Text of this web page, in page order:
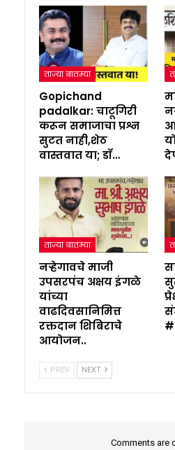
ताज्या बातम्या
Gopichand
padalkar: चाटूगिरी
करून समाजाचा प्रश्न
सुटत नाही,शेठ
वास्तवात या; डॉ…
ताज्या बातम्या
नऱ्हेगावचे माजी
उपसरपंच अक्षय इंगळे
यांच्या
वाढदिवसानिमित्त
रक्तदान शिबिराचे
आयोजन..
PREV NEXT
Comments are